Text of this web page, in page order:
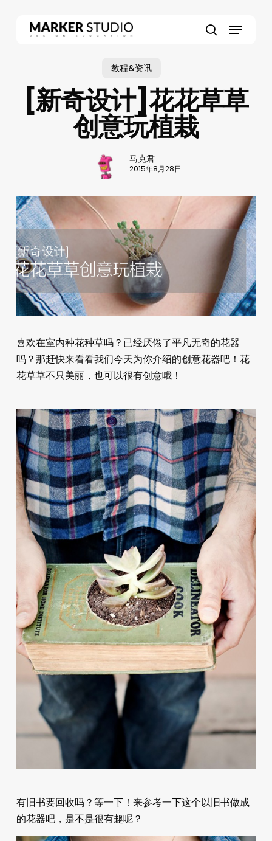
Menu
教程&资讯
[新奇设计]花花草草
创意玩植栽
马克君
2015年8月28日
喜欢在室内种花种草吗？已经厌倦了平凡无奇的花器
吗？那赶快来看看我们今天为你介绍的创意花器吧！花
花草草不只美丽，也可以很有创意哦！
有旧书要回收吗？等一下！来参考一下这个以旧书做成
的花器吧，是不是很有趣呢？